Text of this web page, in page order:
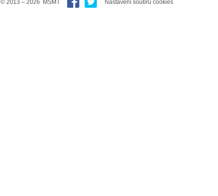
© 2013 – 2026 MŠMT Nastavení soubrů cookies